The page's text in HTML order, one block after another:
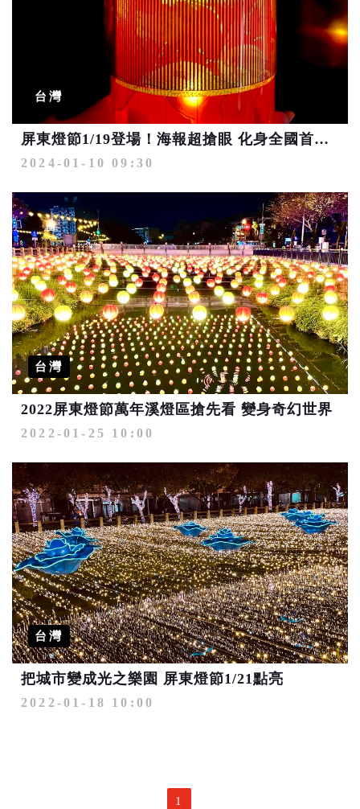
台灣
屏東燈節1/19登場！海報超搶眼 化身全國首款動畫小提燈
2024-01-10 09:30
台灣
2022屏東燈節萬年溪燈區搶先看 變身奇幻世界
2022-01-25 10:00
台灣
把城市變成光之樂園 屏東燈節1/21點亮
2022-01-18 10:00
1